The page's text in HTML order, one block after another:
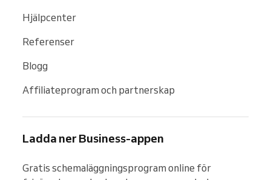
Hjälpcenter
Referenser
Blogg
Affiliateprogram och partnerskap
Ladda ner Business-appen
Gratis schemaläggningsprogram online för